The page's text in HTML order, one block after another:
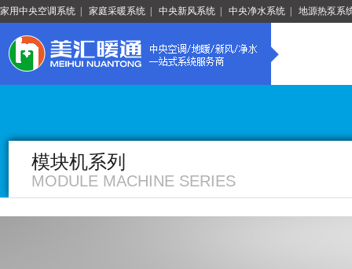
家用中央空调系统 家庭采暖系统 中央新风系统 中央净水系统 地源热泵系
模块机系列
MODULE MACHINE SERIES